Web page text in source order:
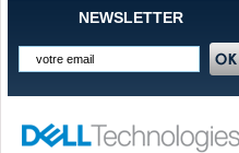
NEWSLETTER